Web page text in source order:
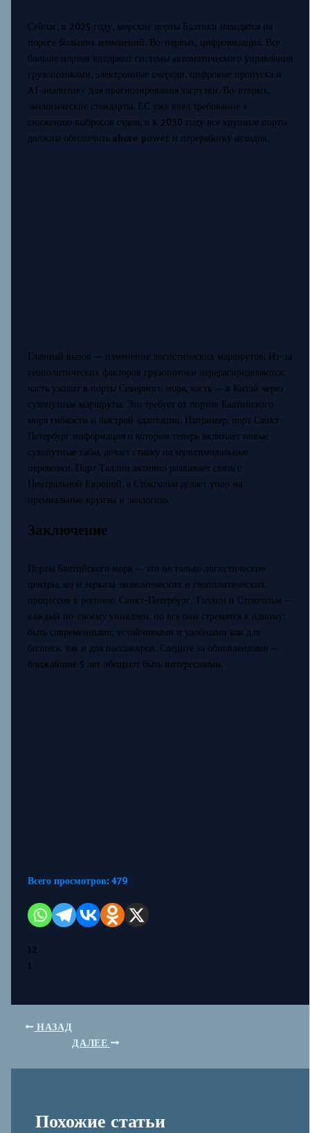
Сейчас, в 2025 году, морские порты Балтики находятся на
пороге больших изменений. Во-первых, цифровизация. Все
больше портов внедряют системы автоматического управления
грузопотоками, электронные очереди, цифровые пропуска и
AI-аналитику для прогнозирования загрузки. Во-вторых,
экологические стандарты. ЕС уже ввел требование к
снижению выбросов судов, и к 2030 году все крупные порты
должны обеспечить shore power и переработку отходов.
Главный вызов — изменение логистических маршрутов. Из-за
геополитических факторов грузопотоки перераспределяются:
часть уходит в порты Северного моря, часть — в Китай через
сухопутные маршруты. Это требует от портов Балтийского
моря гибкости и быстрой адаптации. Например, порт Санкт-
Петербург информация о котором теперь включает новые
сухопутные хабы, делает ставку на мультимодальные
перевозки. Порт Таллин активно развивает связь с
Центральной Европой, а Стокгольм делает упор на
премиальные круизы и экологию.
Заключение
Порты Балтийского моря — это не только логистические
центры, но и зеркала экономических и геополитических
процессов в регионе. Санкт-Петербург, Таллин и Стокгольм —
каждый по-своему уникален, но все они стремятся к одному:
быть современными, устойчивыми и удобными как для
бизнеса, так и для пассажиров. Следите за обновлениями —
ближайшие 5 лет обещают быть интересными.
Всего просмотров: 479
12
1
НАЗАД
ДАЛЕЕ
Похожие статьи